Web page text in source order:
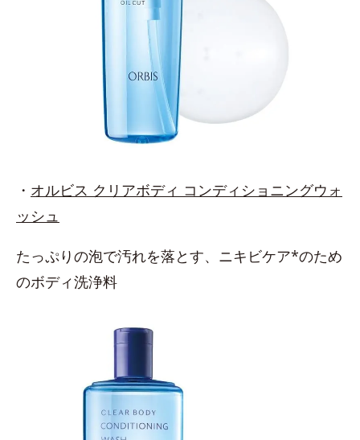
・ オルビス クリアボディ コンディショニングウォ
ッシュ
たっぷりの泡で汚れを落とす、ニキビケア*のため
のボディ洗浄料